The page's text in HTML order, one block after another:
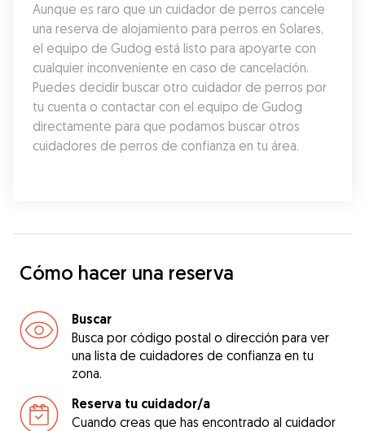
Aunque es raro que un cuidador de perros cancele
una reserva de alojamiento para perros en Solares,
el equipo de Gudog está listo para apoyarte con
cualquier inconveniente en caso de cancelación.
Puedes decidir buscar otro cuidador de perros por
tu cuenta o contactar con el equipo de Gudog
directamente para que podamos buscar otros
cuidadores de perros de confianza en tu área.
Cómo hacer una reserva
Buscar
Busca por código postal o dirección para ver
una lista de cuidadores de confianza en tu
zona.
Reserva tu cuidador/a
Cuando creas que has encontrado al cuidador